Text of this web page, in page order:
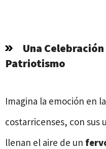
Una
Patriotismo
Imagina la emoción en
costarricenses, con sus
llenan el aire de un